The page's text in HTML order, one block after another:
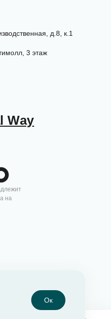
Ок
д.8, к.1
3 этаж
Way
на